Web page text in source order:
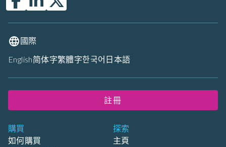
購買
如何購買
探索
主頁
國際
English简体字繁體字한국어 日本語
註冊